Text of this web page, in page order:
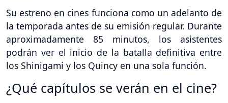
Su estreno en cines funciona como un adelanto de
la temporada antes de su emisión regular. Durante
aproximadamente 85 minutos, los asistentes
podrán ver el inicio de la batalla definitiva entre
los Shinigami y los Quincy en una sola función.
¿Qué capítulos se verán en el cine?